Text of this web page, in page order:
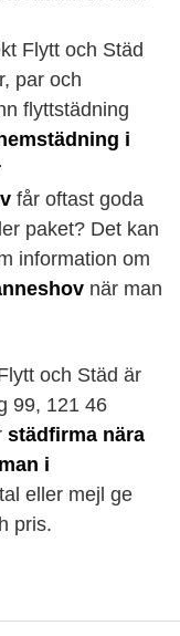
Flytt och Städ
par och
flyttstädning
hemstädning i
får oftast goda
paket? Det kan
information om
när man
och Städ är
99, 121 46
städfirma nära
i
eller mejl ge
pris.